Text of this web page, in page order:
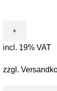
incl. 19% VAT
zzgl.